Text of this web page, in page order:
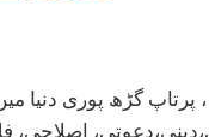
پرتاپ گڑھ پوری